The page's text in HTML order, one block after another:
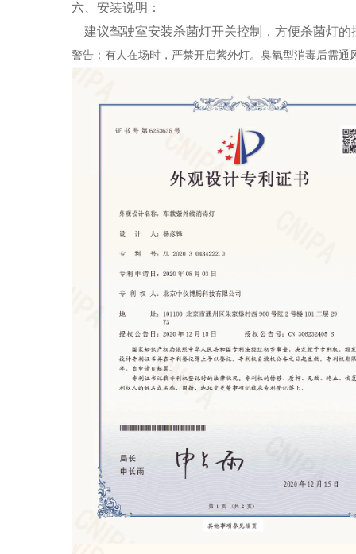
六、安装说明：
建议驾驶室安装杀菌灯开关控制，方便杀菌灯
警告 ： 有人在场时 ， 严禁开启紫外灯。 臭氧型消毒后需通